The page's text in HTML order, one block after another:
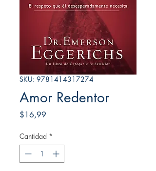
SKU: 9781414317274
Amor Redentor
$16,99
Cantidad *